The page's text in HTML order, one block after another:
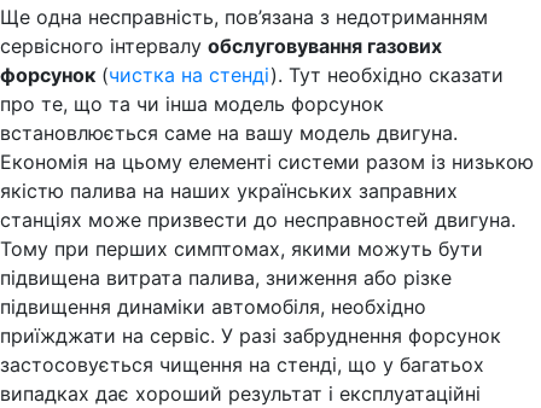
Ще одна несправність, пов’язана з недотриманням
сервісного інтервалу обслуговування газових
форсунок (чистка на стенді). Тут необхідно сказати
про те, що та чи інша модель форсунок
встановлюється саме на вашу модель двигуна.
Економія на цьому елементі системи разом із низькою
якістю палива на наших українських заправних
станціях може призвести до несправностей двигуна.
Тому при перших симптомах, якими можуть бути
підвищена витрата палива, зниження або різке
підвищення динаміки автомобіля, необхідно
приїжджати на сервіс. У разі забруднення форсунок
застосовується чищення на стенді, що у багатьох
випадках дає хороший результат і експлуатаційні